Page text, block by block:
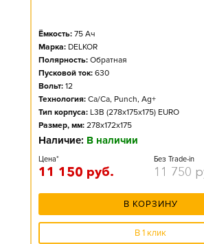
Ёмкость: 75 Ач
Марка: DELKOR
Полярность: Обратная
Пусковой ток: 630
Вольт: 12
Технология: Ca/Ca, Punch, Ag+
Тип корпуса: L3B (278x175x175) EURO
Размер, мм: 278x172x175
Наличие: В наличии
Цена*
11 150 руб.
Без Trade-in
11 750
В КОРЗИНУ
В 1 клик